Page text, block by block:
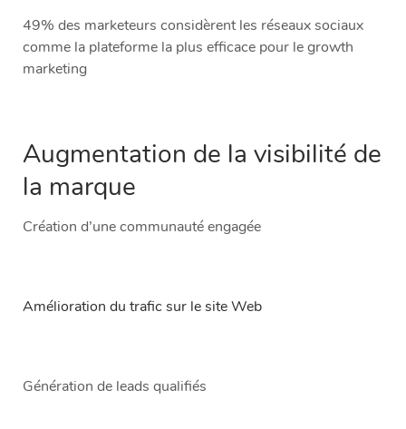
49% des marketeurs considèrent les réseaux sociaux
comme la plateforme la plus efficace pour le growth
marketing
Augmentation de la visibilité de
la marque
Création d’une communauté engagée
Amélioration du trafic sur le site Web
Génération de leads qualifiés